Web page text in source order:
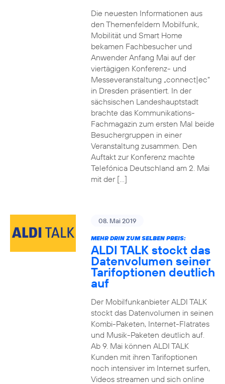
Die neuesten Informationen aus
den Themenfeldern Mobilfunk,
Mobilität und Smart Home
bekamen Fachbesucher und
Anwender Anfang Mai auf der
viertägigen Konferenz- und
Messeveranstaltung „connect|ec“
in Dresden präsentiert. In der
sächsischen Landeshauptstadt
brachte das Kommunikations-
Fachmagazin zum ersten Mal beide
Besuchergruppen in einer
Veranstaltung zusammen. Den
Auftakt zur Konferenz machte
Telefónica Deutschland am 2. Mai
mit der […]
08. Mai 2019
MEHR DRIN ZUM SELBEN PREIS:
ALDI TALK stockt das
Datenvolumen seiner
Tarifoptionen deutlich
auf
Der Mobilfunkanbieter ALDI TALK
stockt das Datenvolumen in seinen
Kombi-Paketen, Internet-Flatrates
und Musik-Paketen deutlich auf.
Ab 9. Mai können ALDI TALK
Kunden mit ihren Tarifoptionen
noch intensiver im Internet surfen,
Videos streamen und sich online